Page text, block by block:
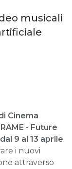
musicali
Cinema
- Future
9 al 13 aprile
i nuovi
attraverso